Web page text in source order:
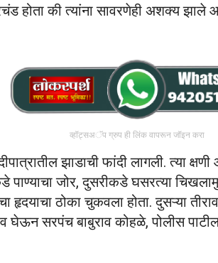
होता की त्यांना सावरणेही अशक्य झाले
व्हॉट्सअॅप ग्रुप ही लिंक वापरून जॉइन करा
झाडाची फांदी लागली. त्या
जोर, दुसरीकडे घसरत्या
हृदयाचा ठोका चुकवला होता. दुसऱ्या
घेऊन सरपंच बाबुराव कोहळे, पोलीस